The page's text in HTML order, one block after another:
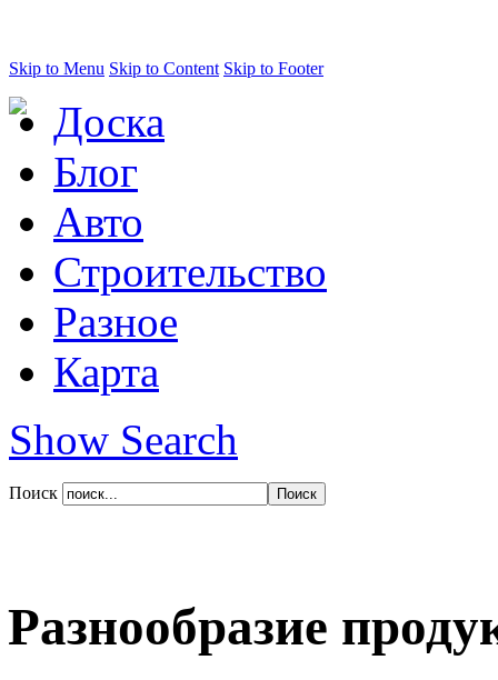
Skip to Menu Skip to Content Skip to Footer
Доска
Блог
Авто
Строительство
Разное
Карта
Show Search
Поиск
Разнообразие